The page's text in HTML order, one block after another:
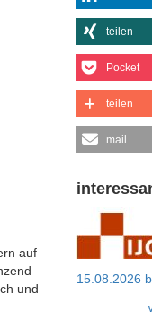
auf
und
teilen
Pocket
teilen
mail
15.08.2026